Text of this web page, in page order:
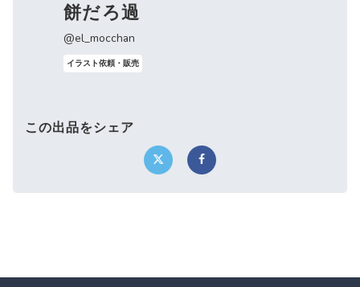
餅だろ過
@el_mocchan
イラスト依頼・販売
この出品をシェア